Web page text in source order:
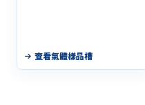
查看氣體樣品槽